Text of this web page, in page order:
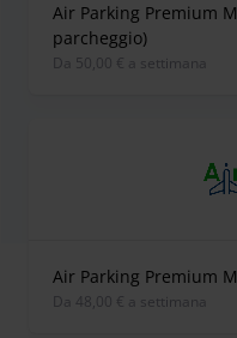
Air Parking Premium
parcheggio)
Da 50,00 € a settimana
Air Parking Premium
Da 48,00 € a settimana